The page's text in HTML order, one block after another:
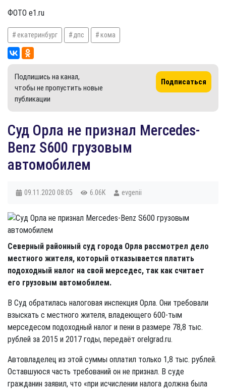
ФОТО e1.ru
екатеринбург дпс кома
Подпишись на канал,
чтобы не пропустить новые
публикации
Подписаться
Суд Орла не признал Mercedes-
Benz S600 грузовым
автомобилем
09.11.2020 08:05 6.06K evgenii
Северный районный суд города Орла рассмотрел дело
местного жителя, который отказывается платить
подоходный налог на свой мерседес, так как считает
его грузовым автомобилем.
В Суд обратилась налоговая инспекция Орла. Они требовали
взыскать с местного жителя, владеющего 600-тым
мерседесом подоходный налог и пени в размере 78,8 тыс.
рублей за 2015 и 2017 годы, передаёт orelgrad.ru.
Автовладелец из этой суммы оплатил только 1,8 тыс. рублей.
Оставшуюся часть требований он не признал. В суде
гражданин заявил, что «при исчислении налога должна была